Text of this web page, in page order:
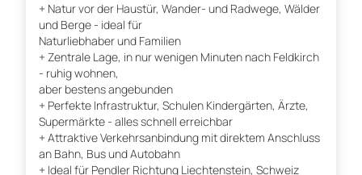
+ Natur vor der Haustür, Wander- und Radwege, Wälder
und Berge - ideal für
Naturliebhaber und Familien
+ Zentrale Lage, in nur wenigen Minuten nach Feldkirch
- ruhig wohnen,
aber bestens angebunden
+ Perfekte Infrastruktur, Schulen Kindergärten, Ärzte,
Supermärkte - alles schnell erreichbar
+ Attraktive Verkehrsanbindung mit direktem Anschluss
an Bahn, Bus und Autobahn
+ Ideal für Pendler Richtung Liechtenstein, Schweiz